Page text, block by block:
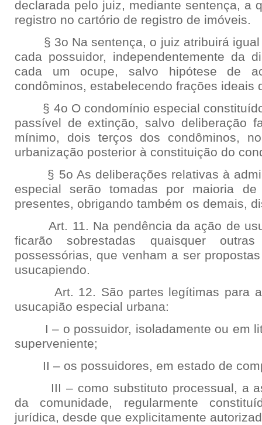
declarada pelo juiz, mediante sentença, a
registro no cartório de registro de imóveis.
§ 3o Na sentença, o juiz atribuirá igual
cada possuidor, independentemente da
cada um ocupe, salvo hipótese de
condôminos, estabelecendo frações ideais
§ 4o O condomínio especial
passível de extinção, salvo deliberação
mínimo, dois terços dos condôminos,
urbanização posterior à constituição do
§ 5o As deliberações relativas à
especial serão tomadas por maioria
presentes, obrigando também os demais,
Art. 11. Na pendência da ação de
ficarão sobrestadas quaisquer
possessórias, que venham a ser
usucapiendo.
Art. 12. São partes legítimas para a
usucapião especial urbana:
I – o possuidor, isoladamente ou em
superveniente;
II – os possuidores, em estado de
III – como substituto processual, a
da comunidade, regularmente
jurídica, desde que explicitamente